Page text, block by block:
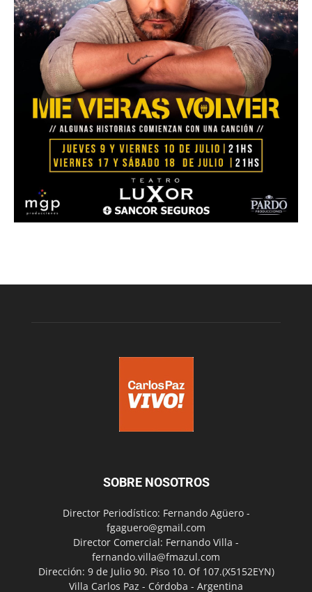
SOBRE NOSOTROS
Director Periodístico: Fernando Agüero -
fgaguero@gmail.com
Director Comercial: Fernando Villa -
fernando.villa@fmazul.com
Dirección: 9 de Julio 90. Piso 10. Of 107.(X5152EYN)
Villa Carlos Paz - Córdoba - Argentina